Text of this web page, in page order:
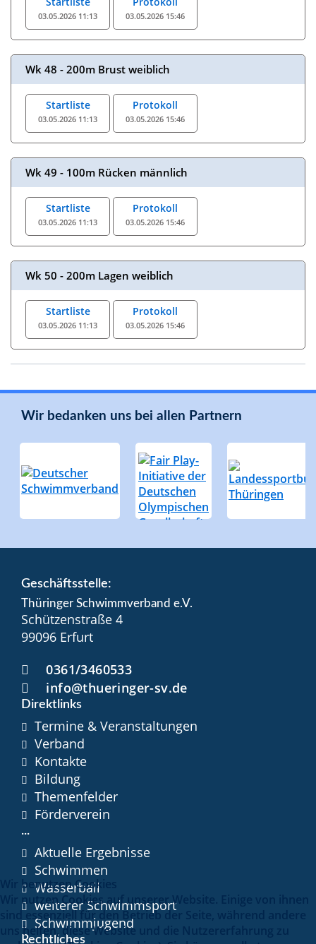
03.05.2026 11:13 03.05.2026 15:46
Wk 48 - 200m Brust weiblich
Startliste
03.05.2026 11:13
Protokoll
03.05.2026 15:46
Wk 49 - 100m Rücken männlich
Startliste
03.05.2026 11:13
Protokoll
03.05.2026 15:46
Wk 50 - 200m Lagen weiblich
Startliste
03.05.2026 11:13
Protokoll
03.05.2026 15:46
Wir bedanken uns bei allen Partnern
Geschäftsstelle:
Thüringer Schwimmverband e.V.
Schützenstraße 4
99096 Erfurt
0361/3460533
info@thueringer-sv.de
Direktlinks
Termine & Veranstaltungen
Verband
Kontakte
Bildung
Themenfelder
Förderverein
...
Aktuelle Ergebnisse
Schwimmen
Wasserball
weiterer Schwimmsport
Schwimmjugend
Rechtliches
Wir benutzen Cookies
Wir nutzen Cookies auf unserer Website. Einige von ihnen
sind essenziell für den Betrieb der Seite, während andere
uns helfen, diese Website und die Nutzererfahrung zu